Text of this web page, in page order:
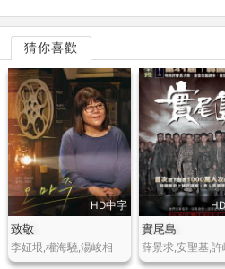
猜你喜歡
HD中字
致敬
李姃垠,權海驍,湯峻相
實尾島